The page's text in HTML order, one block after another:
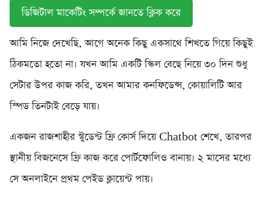
ডিজিটাল মাকেটিং সম্পর্কে জানতে ক্লিক করে
আমি নিজে দেখেছি, আগে অনেক কিছু একসাথে শিখতে গিয়ে কিছুই
ঠিকমতো হতো না। যখন আমি একটি স্কিল বেছে নিয়ে ৩০ দিন শুধু
সেটার উপর কাজ করি, তখন আমার কনফিডেন্স, কোয়ালিটি আর
স্পিড তিনটাই বেড়ে যায়।
একজন রাজশাহীর স্টুডেন্ট ফ্রি কোর্স দিয়ে Chatbot শেখে, তারপর
স্থানীয় বিজনেসে ফ্রি কাজ করে পোর্টফোলিও বানায়। ২ মাসের মধ্যে
সে অনলাইনে প্রথম পেইড ক্লায়েন্ট পায়।